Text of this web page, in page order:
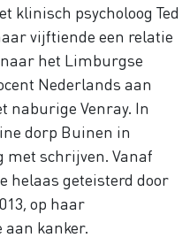
klinisch psycholoog Ted
vijftiende een relatie
het Limburgse
Nederlands aan
naburige Venray. In
dorp Buinen in
met schrijven. Vanaf
helaas geteisterd door
op haar
aan kanker.